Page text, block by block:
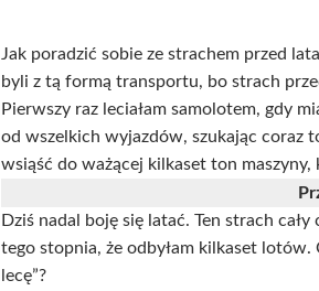
Jak poradzić sobie ze strachem przed
byli z tą formą transportu, bo strach
Pierwszy raz leciałam samolotem, gdy
od wszelkich wyjazdów, szukając coraz
wsiąść do ważącej kilkaset ton
Dziś nadal boję się latać. Ten strach
tego stopnia, że odbyłam kilkaset lotów.
lecę”?